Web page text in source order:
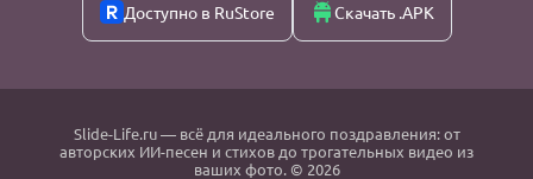
Доступно в RuStore Скачать .APK
Slide-Life.ru— всё для идеального поздравления: от
авторских ИИ-песен и стихов до трогательных видео из
ваших фото. © 2026